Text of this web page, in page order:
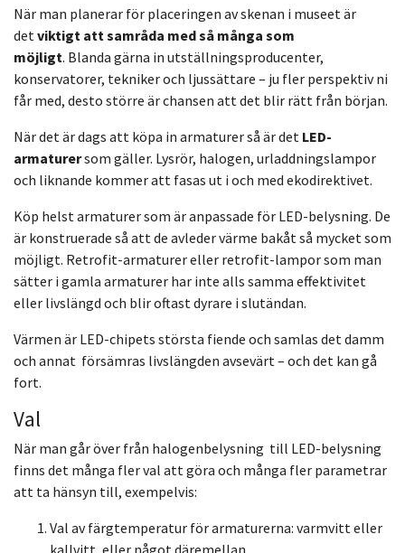
När man planerar för placeringen av skenan i museet är
det viktigt att samråda med så många som
möjligt. Blanda gärna in utställningsproducenter,
konservatorer, tekniker och ljussättare – ju fler perspektiv ni
får med, desto större är chansen att det blir rätt från början.
När det är dags att köpa in armaturer så är det LED-
armaturersom gäller. Lysrör, halogen, urladdningslampor
och liknande kommer att fasas ut i och med ekodirektivet.
Köp helst armaturer som är anpassade för LED-belysning. De
är konstruerade så att de avleder värme bakåt så mycket som
möjligt. Retrofit-armaturer eller retrofit-lampor som man
sätter i gamla armaturer har inte alls samma effektivitet
eller livslängd och blir oftast dyrare i slutändan.
Värmen är LED-chipets största fiende och samlas det damm
och annat försämras livslängden avsevärt – och det kan gå
fort.
Val
När man går över från halogenbelysning till LED-belysning
finns det många fler val att göra och många fler parametrar
att ta hänsyn till, exempelvis:
Val av färgtemperatur för armaturerna: varmvitt eller
kallvitt, eller något däremellan.